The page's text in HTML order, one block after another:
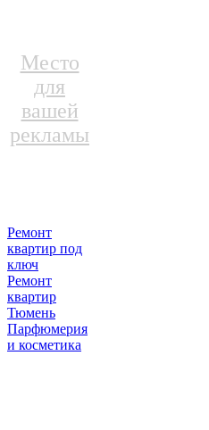
Место
для
вашей
рекламы
Ремонт
квартир под
ключ
Ремонт
квартир
Тюмень
Парфюмерия
и косметика